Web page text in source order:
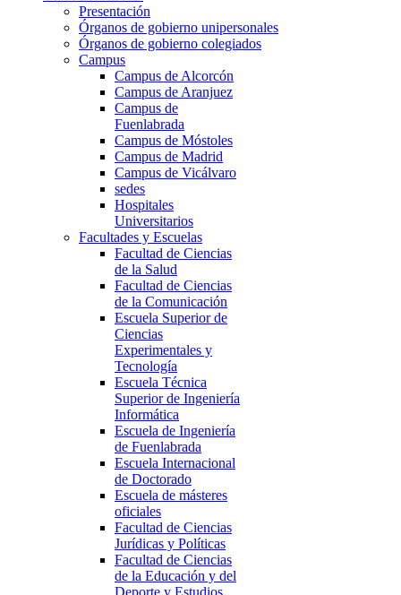
Presentación
Órganos de gobierno unipersonales
Órganos de gobierno colegiados
Campus
Campus de Alcorcón
Campus de Aranjuez
Campus de
Fuenlabrada
Campus de Móstoles
Campus de Madrid
Campus de Vicálvaro
sedes
Hospitales
Universitarios
Facultades y Escuelas
Facultad de Ciencias
de la Salud
Facultad de Ciencias
de la Comunicación
Escuela Superior de
Ciencias
Experimentales y
Tecnología
Escuela Técnica
Superior de Ingeniería
Informática
Escuela de Ingeniería
de Fuenlabrada
Escuela Internacional
de Doctorado
Escuela de másteres
oficiales
Facultad de Ciencias
Jurídicas y Políticas
Facultad de Ciencias
de la Educación y del
Deporte y Estudios